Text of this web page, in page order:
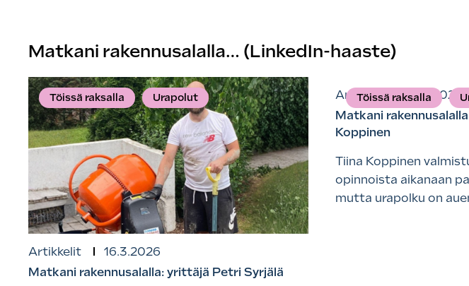
Matkani rakennusalalla… (LinkedIn-haaste)
Artikkelit
16.3.2026
Matkani rakennusalalla: yrittäjä Petri Syrjälä
Töissä raksalla Urapolut Artikkelit
6.3.2026
Matkani
Koppinen
Tiina Koppinen
opinnoista aikanaan
mutta urapolku on
Töissä raksalla